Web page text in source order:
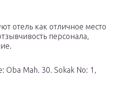
отель как отличное место
персонала,
Oba Mah. 30. Sokak No: 1,